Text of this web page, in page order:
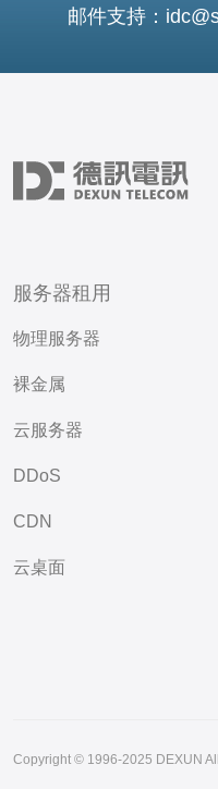
邮件支持：
服务器租用
物理服务器
裸金属
云服务器
DDoS
CDN
云桌面
Copyright © 1996-2025 DEXUN